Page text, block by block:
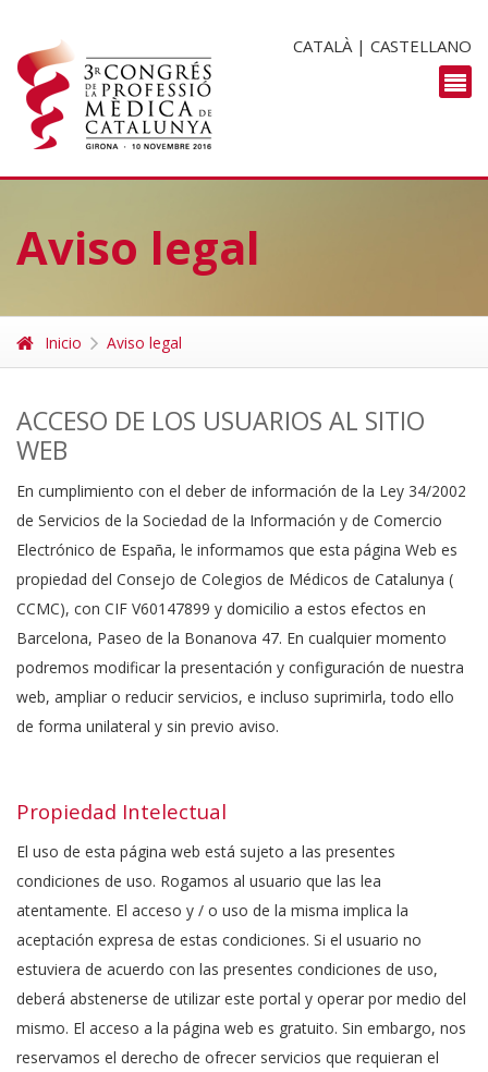
CATALÀ| CASTELLANO
Aviso legal
Inicio Aviso legal
ACCESO DE LOS USUARIOS AL SITIO
WEB
En cumplimiento con el deber de información de la Ley 34/2002
de Servicios de la Sociedad de la Información y de Comercio
Electrónico de España, le informamos que esta página Web es
propiedad del Consejo de Colegios de Médicos de Catalunya (
CCMC), con CIF V60147899 y domicilio a estos efectos en
Barcelona, Paseo de la Bonanova 47. En cualquier momento
podremos modificar la presentación y configuración de nuestra
web, ampliar o reducir servicios, e incluso suprimirla, todo ello
de forma unilateral y sin previo aviso.
Propiedad Intelectual
El uso de esta página web está sujeto a las presentes
condiciones de uso. Rogamos al usuario que las lea
atentamente. El acceso y / o uso de la misma implica la
aceptación expresa de estas condiciones. Si el usuario no
estuviera de acuerdo con las presentes condiciones de uso,
deberá abstenerse de utilizar este portal y operar por medio del
mismo. El acceso a la página web es gratuito. Sin embargo, nos
reservamos el derecho de ofrecer servicios que requieran el